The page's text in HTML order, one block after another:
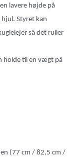
lavere højde på
Styret kan
så det ruller
holde til en vægt på
(77 cm / 82,5 cm /